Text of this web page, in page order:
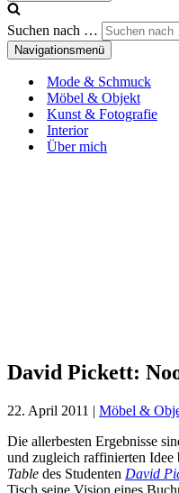
Suchen nach …
Navigationsmenü
Mode & Schmuck
Möbel & Objekt
Kunst & Fotografie
Interior
Über mich
David Pickett:
22. April 2011 | Möbel &
Die allerbesten Ergebnisse
und zugleich raffinierten Idee
Table des Studenten David
Tisch seine Vision eines